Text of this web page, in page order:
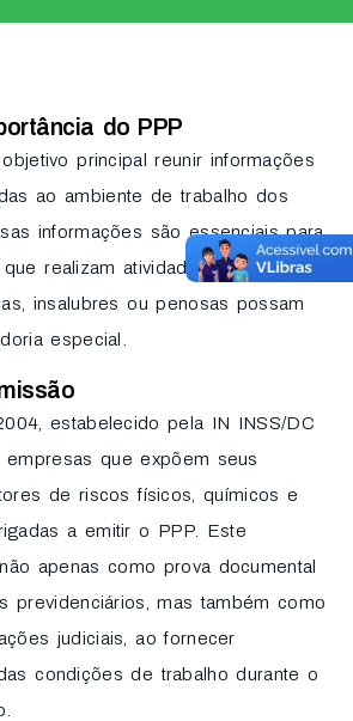
do PPP
principal reunir informações
ao ambiente de trabalho dos
informações são essenciais para
realizam atividades em
insalubres ou penosas possam
especial.
estabelecido pela IN INSS/DC
que expõem seus
de riscos físicos, químicos e
a emitir o PPP. Este
apenas como prova documental
previdenciários, mas também como
judiciais, ao fornecer
condições de trabalho durante o